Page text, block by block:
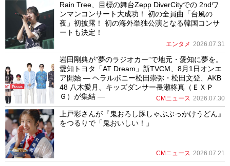
Rain Tree、目標の舞台Zepp DiverCityでの 2ndワ
ンマンコンサート大成功！ 初の全員曲「台風の
夜」初披露！ 初の海外単独公演となる韓国コンサ
ートも決定！
エンタメ 2026.07.31
岩田剛典が”夢のラジオカー”で地元・愛知に夢を。
愛知トヨタ「AT Dream」新TVCM、8月1日オンエ
ア開始 ― ヘラルボニー松田崇弥・松田文登、AKB
48 八木愛月、キッズダンサー長瀬柊真（ＥＸＰ
Ｇ）が集結 ―
CMニュース 2026.07.30
上戸彩さんが『鬼おろし豚しゃぶぶっかけうどん』
をつるりで「鬼おいしい！」
CMニュース 2026.07.21